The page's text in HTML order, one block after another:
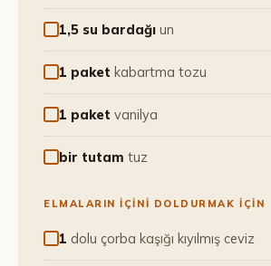
1,5 su bardağı un
1 paket kabartma tozu
1 paket vanilya
bir tutam tuz
ELMALARIN İÇİNİ DOLDURMAK İÇİN
1 dolu çorba kaşığı kıyılmış ceviz